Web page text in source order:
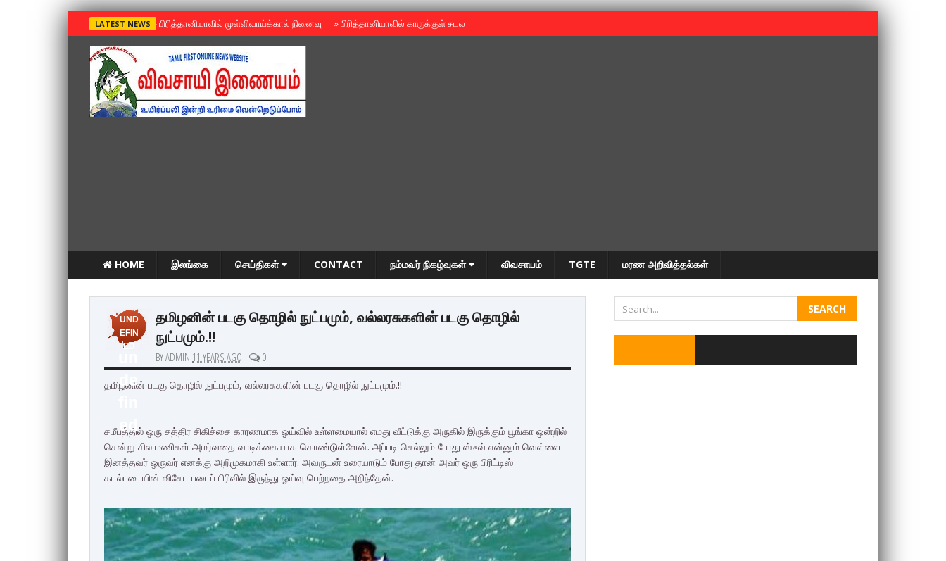
LATEST NEWS »பிரித்தானியாவில் முள்ளிவாய்க்கால் நினைவு »பிரித்தானியாவில் காருக்குள் சடலம் -தமிழருடையதா ?
HOME இலங்கை செய்திகள் CONTACT நம்மவர் நிகழ்வுகள் விவசாயம் TGTE மரண அறிவித்தல்கள்
UND
EFIN
ED
de
ed
தமிழனின் படகு தொழில் நுட்பமும், வல்லரசுகளின் படகு தொழில்
நுட்பமும்.!!
BY ADMIN 11 YEARS AGO - 0
தமிழனின் படகு தொழில் நுட்பமும், வல்லரசுகளின் படகு தொழில் நுட்பமும்.!!
சமீபத்தில் ஒரு சத்திர சிகிச்சை காரணமாக ஓய்வில் உள்ளமையால் எமது வீட்டுக்கு அருகில் இருக்கும் பூங்கா ஒன்றில்
சென்று சில மணிகள் அமர்வதை வாடிக்கையாக கொண்டுள்ளேன். அப்படி செல்லும் போது ஸ்டீவ் என்னும் வெள்ளை
இனத்தவர் ஒருவர் எனக்கு அறிமுகமாகி உள்ளார். அவருடன் உரையாடும் போது தான் அவர் ஒரு பிரிட்டிஸ்
கடல்படையின் விசேட படைப் பிரிவில் இருந்து ஓய்வு பெற்றதை அறிந்தேன்.